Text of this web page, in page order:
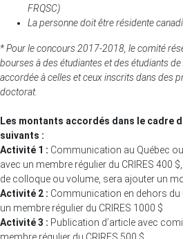
FRQSC)
La personne doit être résidente
* Pour le concours 2017-2018, le comité
bourses à des étudiantes et des étudiants
accordée à celles et ceux inscrits dans des
doctorat.
Les montants accordés dans le cadre
suivants :
Activité 1 : Communication au Québec
avec un membre régulier du CRIRES 400
de colloque ou volume, sera ajouter un
Activité 2 : Communication en dehors du
un membre régulier du CRIRES 1000 $
Activité 3 : Publication d’article avec